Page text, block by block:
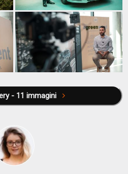
Tutta la gallery - 11 immagini